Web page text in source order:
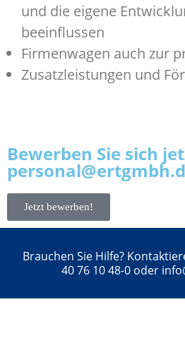
und die eigene
beeinflussen
Firmenwagen auch zur
Zusatzleistungen und
Bewerben Sie sich
Jetzt bewerben!
Brauchen Sie Hilfe?
40 76 10 48-0 oder